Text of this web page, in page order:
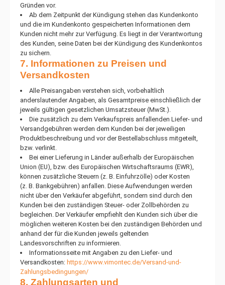
Gründen vor.
Ab dem Zeitpunkt der Kündigung stehen das Kundenkonto
und die im Kundenkonto gespeicherten Informationen dem
Kunden nicht mehr zur Verfügung. Es liegt in der Verantwortung
des Kunden, seine Daten bei der Kündigung des Kundenkontos
zu sichern.
7. Informationen zu Preisen und
Versandkosten
Alle Preisangaben verstehen sich, vorbehaltlich
anderslautender Angaben, als Gesamtpreise einschließlich der
jeweils gültigen gesetzlichen Umsatzsteuer (MwSt.).
Die zusätzlich zu dem Verkaufspreis anfallenden Liefer- und
Versandgebühren werden dem Kunden bei der jeweiligen
Produktbeschreibung und vor der Bestellabschluss mitgeteilt,
bzw. verlinkt.
Bei einer Lieferung in Länder außerhalb der Europäischen
Union (EU), bzw. des Europäischen Wirtschaftsraums (EWR),
können zusätzliche Steuern (z. B. Einfuhrzölle) oder Kosten
(z. B. Bankgebühren) anfallen. Diese Aufwendungen werden
nicht über den Verkäufer abgeführt, sondern sind durch den
Kunden bei den zuständigen Steuer- oder Zollbehörden zu
begleichen. Der Verkäufer empfiehlt den Kunden sich über die
möglichen weiteren Kosten bei den zuständigen Behörden und
anhand der für die Kunden jeweils geltenden
Landesvorschriften zu informieren.
Informationsseite mit Angaben zu den Liefer- und
Versandkosten: https://www.vimontec.de/Versand-und-
Zahlungsbedingungen/
8. Zahlungsarten und